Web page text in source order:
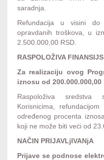
saradnja.
Refundacija u visini
opravdanih troškova, u
2.500.000,00 RSD.
RASPOLOŽIVA
Za realizaciju ovog
iznosu od 200.000.000,00
Raspoloživa sredstva
Korisnicima,
određenog procenta
koji ne može biti veći od
NAČIN PRIJAVLjIVANjA
Prijave se podnose